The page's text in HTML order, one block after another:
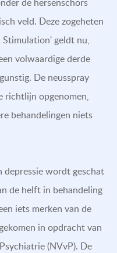
veld. Deze zogeheten
geldt nu,
volwaardige derde
De neusspray
richtlijn opgenomen,
behandelingen niets
depressie wordt geschat
de helft in behandeling
iets merken van de
in opdracht van
(NVvP). De